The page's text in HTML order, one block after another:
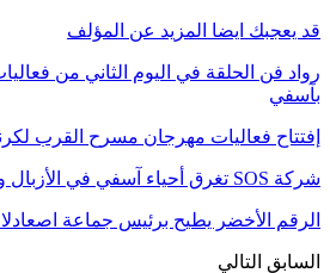
قد يعجبك ايضا المزيد عن المؤلف
رواد فن الحلقة في اليوم الثاني من
بآسفي
إفتتاح فعاليات مهرجان مسرح القرب
شركة SOS تغرق أحياء آسفي في الأزبال وتحولها إلى مطارح
الرقم الأخضر يطيح برئيس جماعة
السابق التالي